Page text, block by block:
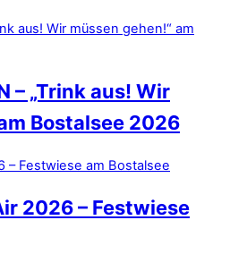
– „Trink aus! Wir
Bostalsee 2026
2026 – Festwiese